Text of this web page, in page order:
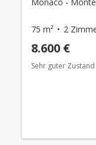
75 m² 2
8.600 €
Sehr guter Zustand